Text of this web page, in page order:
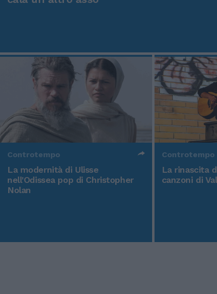
Controtempo
La modernità di Ulisse
nell'Odissea pop di Christopher
Nolan
Controtempo
La rinascita
canzoni di